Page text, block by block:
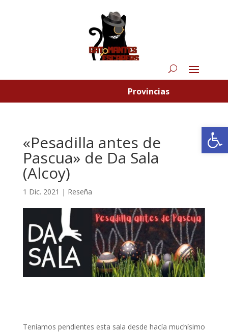
Provincias
«Pesadilla antes de
Pascua» de Da Sala
(Alcoy)
1 Dic. 2021 | Reseña
Teníamos pendientes esta sala desde hacía muchísimo